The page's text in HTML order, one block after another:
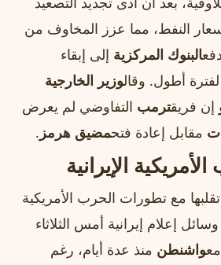
النفط، مما عزز المخاوف من
البنوك المركزية إلى إبقاء
أطول. وقالوزير الخارجية
إن فريقترمب التفاوضي لم يعرض
مقابل إعادة فتحمضيق هرمز .
الإيرانية
مع تطورات الحرب الأمريكية
إعلام إيرانية أمس الثلاثاء
واشنطن منذ عدة أيام، رغم